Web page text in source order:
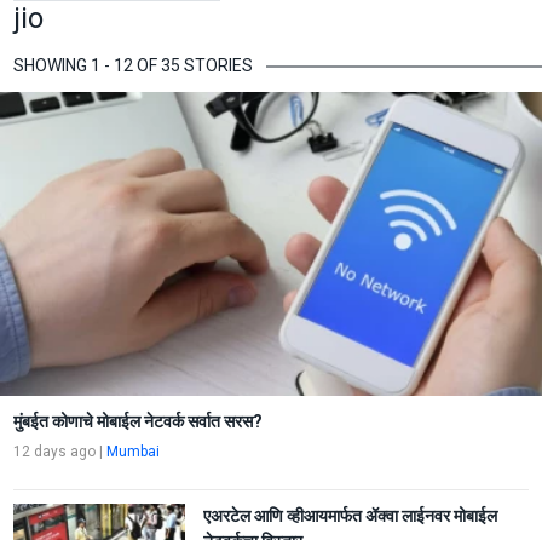
jio
SHOWING 1 - 12 OF 35 STORIES
मुंबईत कोणाचे मोबाईल नेटवर्क सर्वात सरस?
12 days ago Mumbai
एअरटेल आणि व्हीआयमार्फत ॲक्वा लाईनवर मोबाईल